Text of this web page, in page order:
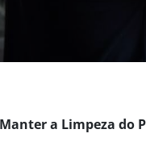
a Limpeza do